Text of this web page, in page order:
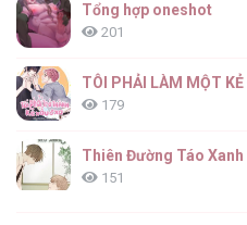
Tổng hợp oneshot
201
TÔI PHẢI LÀM MỘT KẺ
179
Thiên Đường Táo Xanh
151